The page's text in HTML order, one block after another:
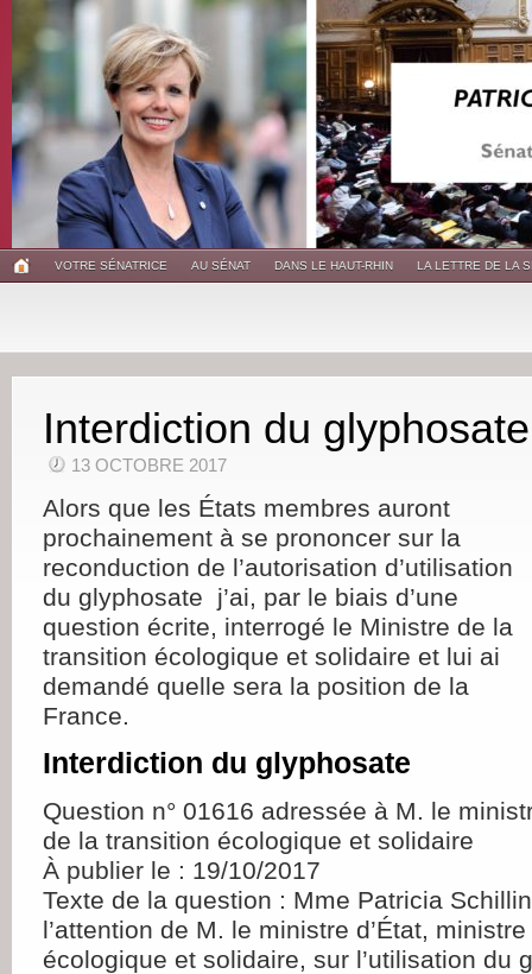
VOTRE SÉNATRICE AU SÉNAT DANS LE HAUT-RHIN LA LETTRE DE LA
Interdiction du glyphosate
13 OCTOBRE 2017
Alors que les États membres auront
prochainement à se prononcer sur la
reconduction de l’autorisation d’utilisation
du glyphosate j’ai, par le biais d’une
question écrite, interrogé le Ministre de la
transition écologique et solidaire et lui ai
demandé quelle sera la position de la
France.
Interdiction du glyphosate
Question n° 01616 adressée à M. le
de la transition écologique et solidaire
À publier le : 19/10/2017
Texte de la question : Mme Patricia
l’attention de M. le ministre d’État,
écologique et solidaire, sur l’utilisation du